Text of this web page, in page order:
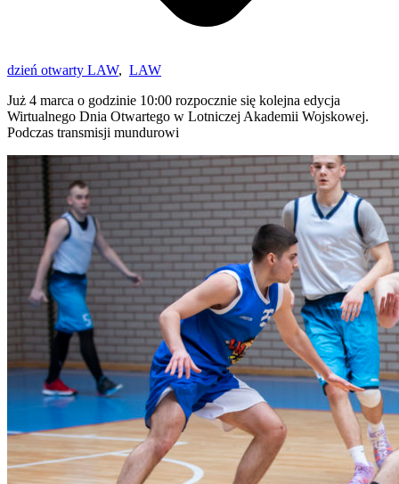
dzień otwarty LAW, LAW
Już 4 marca o godzinie 10:00 rozpocznie się kolejna edycja
Wirtualnego Dnia Otwartego w Lotniczej Akademii Wojskowej.
Podczas transmisji mundurowi